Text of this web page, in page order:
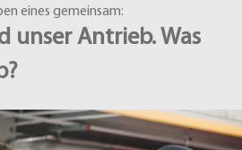
eines gemeinsam:
unser Antrieb. Was